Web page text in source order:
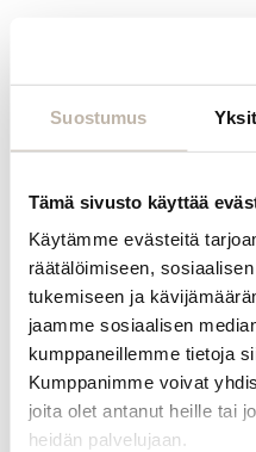
Suostumus
Tämä sivusto käyttää
Käytämme evästeitä
räätälöimiseen,
tukemiseen ja
jaamme sosiaalisen
kumppaneillemme tietoja
Kumppanimme voivat
joita olet antanut heille tai
heidän palvelujaan.
INFO
Yhteystiedot
Toimitus- ja maksutavat
Palautusehdot
Tilauksen peruutus